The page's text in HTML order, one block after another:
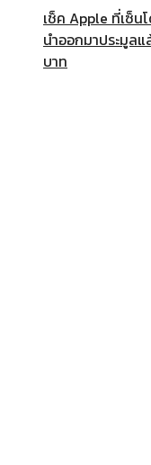
เช็ค Apple ที่เซ็น
นำออกมาประมูล
บาท